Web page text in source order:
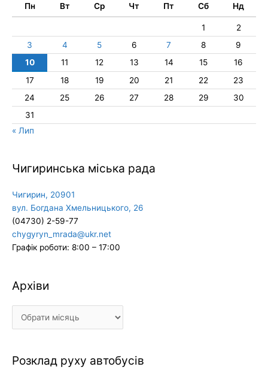
Пн Вт Ср Чт Пт Сб Нд
1
2
3
4 5 6 7 8
9
10
11 12 13 14 15
16
17
18 19 20 21 22
23
24
25 26 27 28 29
30
31
« Лип
Чигиринська міська рада
Чигирин, 20901
вул. Богдана Хмельницького, 26
(04730) 2-59-77
chygyryn_mrada@ukr.net
Графік роботи: 8:00 – 17:00
Архіви
Архіви
Розклад руху автобусів